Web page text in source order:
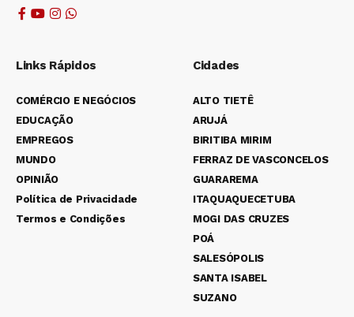
Links Rápidos
COMÉRCIO E NEGÓCIOS
EDUCAÇÃO
EMPREGOS
MUNDO
OPINIÃO
Política de Privacidade
Termos e Condições
Cidades
ALTO TIETÊ
ARUJÁ
BIRITIBA MIRIM
FERRAZ DE VASCONCELOS
GUARAREMA
ITAQUAQUECETUBA
MOGI DAS CRUZES
POÁ
SALESÓPOLIS
SANTA ISABEL
SUZANO